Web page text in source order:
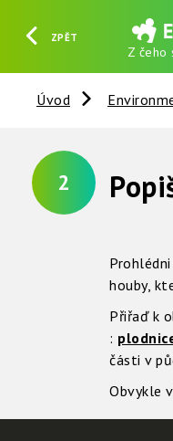
ZPĚT
Z čeho
HLEDAT
Úvod
2
houby,
Přiřaď k
:
části v
Obvykle